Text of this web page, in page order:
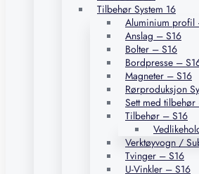
Tilbehør System 16
Aluminium profil
Anslag – S16
Bolter – S16
Bordpresse –
Magneter – S16
Rørproduksjon
Sett med
Tilbehør – S16
Verktøyvogn /
Tvinger – S16
U-Vinkler – S16